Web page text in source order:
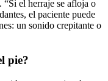
el herraje se afloja o
el paciente puede
un sonido crepitante o
pie?